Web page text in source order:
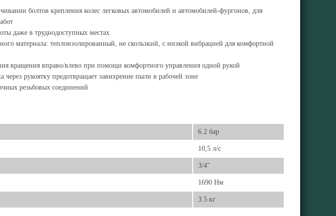
болтов крепления колес легковых автомобилей и автомобилей-фургонов, для
даже в труднодоступных местах
материала: теплоизолированный, не скользкий, с низкой вибрацией для комфортной
вращения вправо/влево при помощи комфортного управления одной рукой
через рукоятку предотвращает завихрение пыли в рабочей зоне
резьбовых соединений
6.2 бар
10,5 л/с
3/4"
1690 Нм
3.5 кг